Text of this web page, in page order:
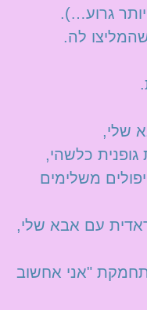
גרוע…).
לה.
שלי,
כלשהי,
משלימים
עם אבא שלי,
"אני אחשוב